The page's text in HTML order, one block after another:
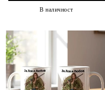
В наличност